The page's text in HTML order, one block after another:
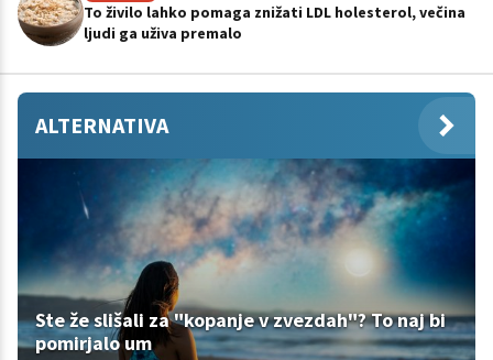
To živilo lahko pomaga znižati LDL holesterol, večina
ljudi ga uživa premalo
ALTERNATIVA
Ste že slišali za "kopanje v zvezdah"? To naj bi
pomirjalo um